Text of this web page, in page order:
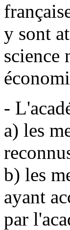
y sont
science
-
a) les
b) les
ayant
par